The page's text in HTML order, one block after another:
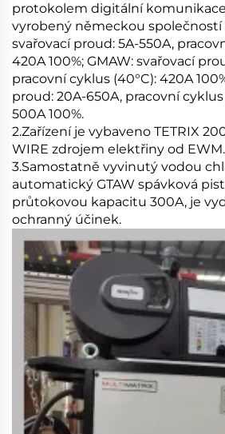
protokolem digitální
vyrobený německou společností
svařovací proud: 5A-550A,
420A 100%; GMAW: svařovací
pracovní cyklus (40°C): 420A
proud: 20A-650A, pracovní cyklus
500A 100%.
2.Zařízení je vybaveno TETRIX
WIRE zdrojem elektřiny od EWM.
3.Samostatně vyvinutý vodou
automatický GTAW spávková
průtokovou kapacitu 300A, je
ochranný účinek.